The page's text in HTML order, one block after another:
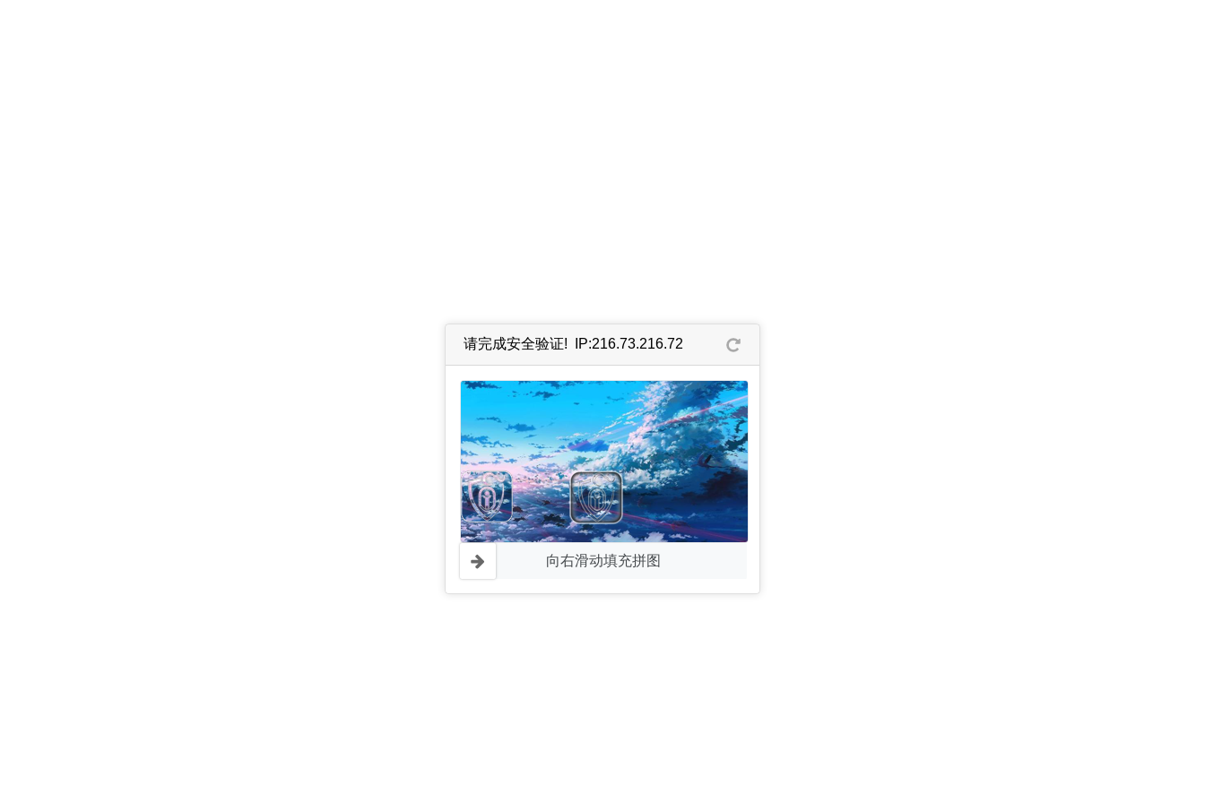
请完成安全验证! IP:216.73.216.72
向右滑动填充拼图